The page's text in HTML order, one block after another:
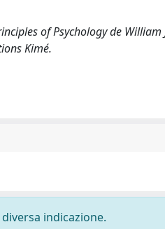
of Psychology de William
Kimé.
indicazione.